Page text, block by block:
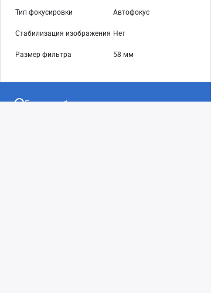
Тип фокусировки Автофокус
Стабилизация изображения Нет
Размер фильтра 58 мм
Екатеринбург